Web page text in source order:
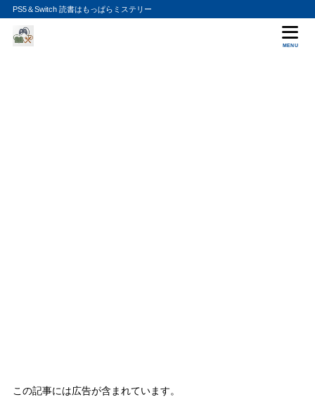
PS5＆Switch 読書はもっぱらミステリー
MENU
この記事には広告が含まれています。